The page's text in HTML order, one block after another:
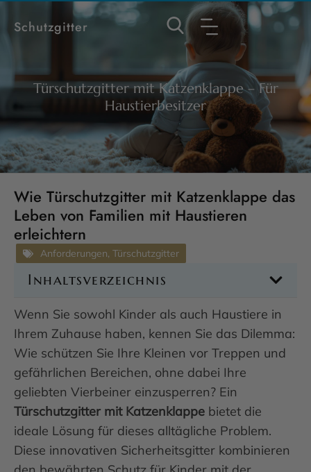
Schutzgitter
Türschutzgitter mit Katzenklappe – Für
Haustierbesitzer
Wie Türschutzgitter mit Katzenklappe das
Leben von Familien mit Haustieren
erleichtern
Anforderungen, Türschutzgitter
Inhaltsverzeichnis
Wenn Sie sowohl Kinder als auch Haustiere in
Ihrem Zuhause haben, kennen Sie das Dilemma:
Wie schützen Sie Ihre Kleinen vor Treppen und
gefährlichen Bereichen, ohne dabei Ihre
geliebten Vierbeiner einzusperren? Ein
Türschutzgitter mit Katzenklappe bietet die
ideale Lösung für dieses alltägliche Problem.
Diese innovativen Sicherheitsgitter kombinieren